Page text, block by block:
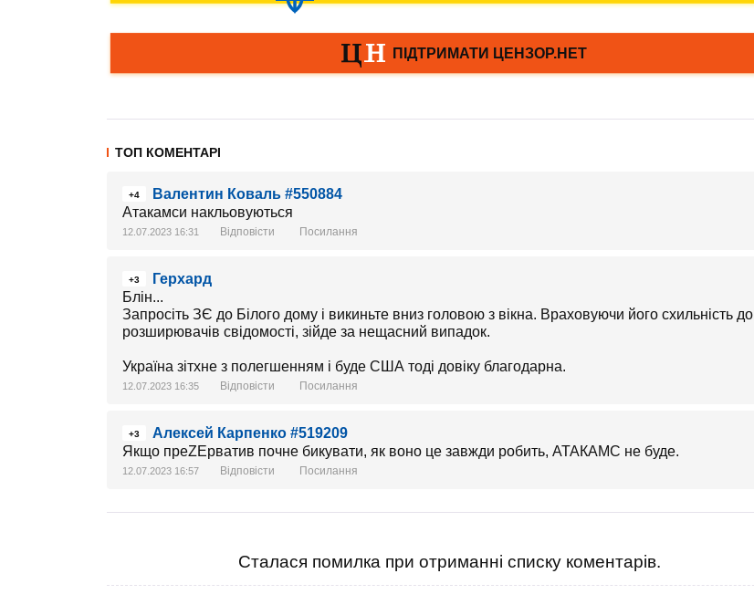
ТОП КОМЕНТАРІ
+4
Валентин Коваль #550884
Атакамси накльовуються
12.07.2023 16:31 Відповісти Посилання
+3
Герхард
Блін...
Запросіть ЗЄ до Білого дому і викиньте вниз головою з вікна. Враховуючи його схильність до
розширювачів свідомості, зійде за нещасний випадок.
Україна зітхне з полегшенням і буде США тоді довіку благодарна.
12.07.2023 16:35 Відповісти Посилання
+3
Алексей Карпенко #519209
Якщо преZЕрватив почне бикувати, як воно це завжди робить, АТАКАМС не буде.
12.07.2023 16:57 Відповісти Посилання
Сталася помилка при отриманні списку коментарів.